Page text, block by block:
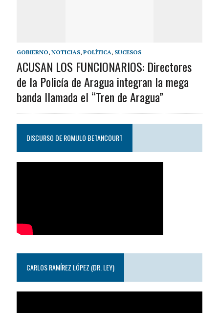
GOBIERNO, NOTICIAS, POLÍTICA, SUCESOS
ACUSAN LOS FUNCIONARIOS: Directores
de la Policía de Aragua integran la mega
banda llamada el “Tren de Aragua”
DISCURSO DE ROMULO BETANCOURT
CARLOS RAMÍREZ LÓPEZ (DR. LEY)